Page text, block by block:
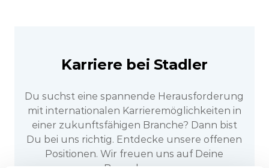
Karriere bei Stadler
Du suchst eine spannende Herausforderung
mit internationalen Karrieremöglichkeiten in
einer zukunftsfähigen Branche? Dann bist
Du bei uns richtig. Entdecke unsere offenen
Positionen. Wir freuen uns auf Deine